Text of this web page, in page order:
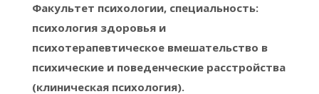
Факультет психологии, специальность:
психология здоровья и
психотерапевтическое вмешательство в
психические и поведенческие расстройства
(клиническая психология).